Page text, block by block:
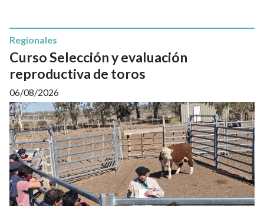
Curso Selección y evaluación
reproductiva de toros
Regionales
06/08/2026